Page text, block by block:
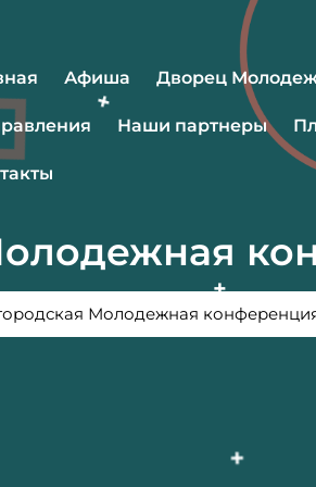
Афиша Дворец
Наши партнеры
Молодежная